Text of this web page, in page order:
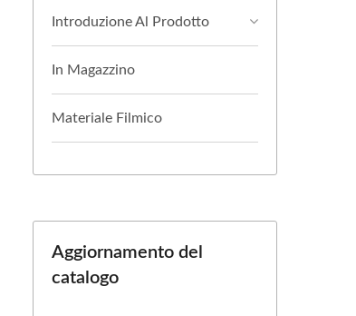
Introduzione Al Prodotto
In Magazzino
Materiale Filmico
Aggiornamento del
catalogo